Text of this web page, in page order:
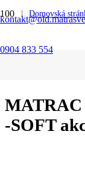
0904 833 554
Domovská
/
/
Matrace akcia
MATRAC
-SOFT